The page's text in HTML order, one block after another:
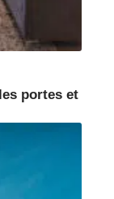
portes et